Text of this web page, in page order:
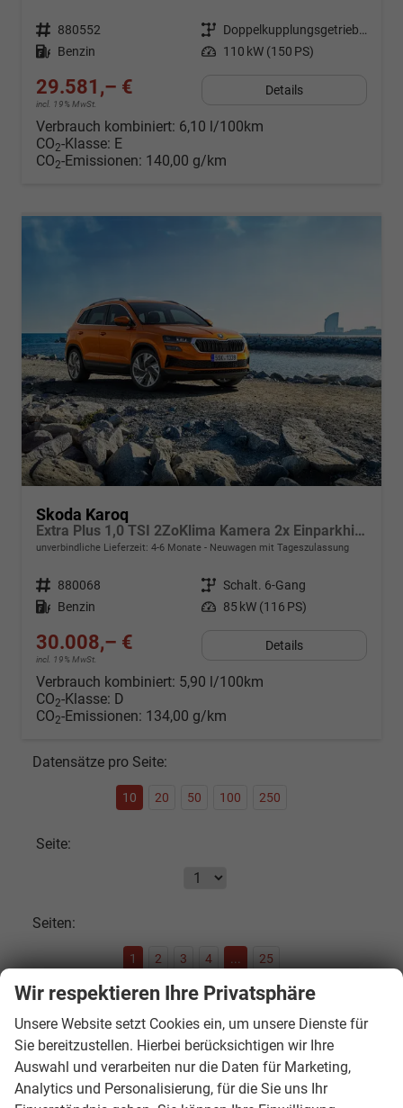
Fahrzeugnr. 880552 Getriebe
Doppelkupplungsgetriebe (DSG)
Kraftstoff Benzin Leistung 110 kW (150 PS)
29.581,– €
incl. 19% MwSt.
Details
Verbrauch kombiniert: 6,10 l/100km
CO2-Klasse: E
CO2-Emissionen: 140,00 g/km
Skoda Karoq
Extra Plus 1,0 TSI 2ZoKlima Kamera 2x Einparkhilfe Alu Felgen 5J Garantie Sitzheizung Matrix el Heckklappe ACC
unverbindliche Lieferzeit: 4-6 Monate Neuwagen mit Tageszulassung
Fahrzeugnr. 880068 Getriebe Schalt. 6-Gang
Kraftstoff Benzin Leistung 85 kW (116 PS)
30.008,– €
incl. 19% MwSt.
Details
Verbrauch kombiniert: 5,90 l/100km
CO2-Klasse: D
CO2-Emissionen: 134,00 g/km
Datensätze pro Seite:
10 20 50 100 250
Seite:
Seiten:
1 2 3 4 25
Fahrzeugnr.
SOFORT VERFÜGBAR
Audi
Wir respektieren Ihre Privatsphäre
Unsere Website setzt Cookies ein, um unsere Dienste für
Sie bereitzustellen. Hierbei berücksichtigen wir Ihre
Auswahl und verarbeiten nur die Daten für Marketing,
Analytics und Personalisierung, für die Sie uns Ihr